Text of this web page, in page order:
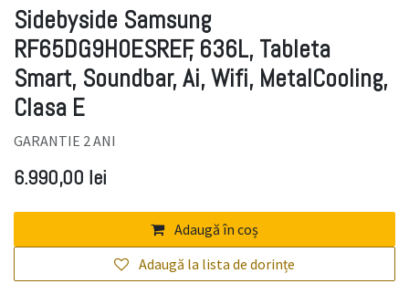
Sidebyside Samsung
RF65DG9H0ESREF, 636L, Tableta
Smart, Soundbar, Ai, Wifi, MetalCooling,
Clasa E
GARANTIE 2 ANI
6.990,00 lei
Adaugă în coș
Adaugă la lista de dorințe